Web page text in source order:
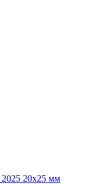
20х25 мм